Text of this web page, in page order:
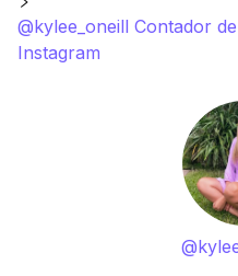
@kylee_oneill Contador
Instagram
@